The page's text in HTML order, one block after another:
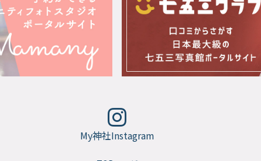
My神社Instagram